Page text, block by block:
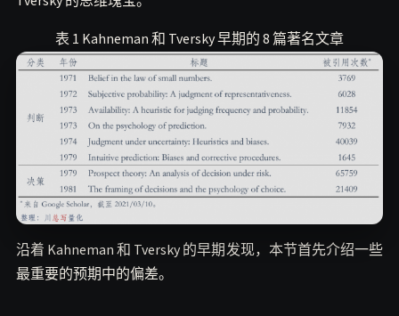
表 1 Kahneman 和 Tversky 早期的 8 篇著名文章
沿着 Kahneman 和 Tversky 的早期发现，本节首先介绍一些
最重要的预期中的偏差。